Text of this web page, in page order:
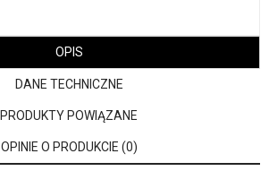
OPIS
DANE TECHNICZNE
PRODUKTY POWIĄZANE
OPINIE O PRODUKCIE (0)